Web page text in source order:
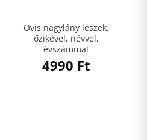
Ovis nagylány leszek,
őzikével, névvel,
évszámmal
4990 Ft